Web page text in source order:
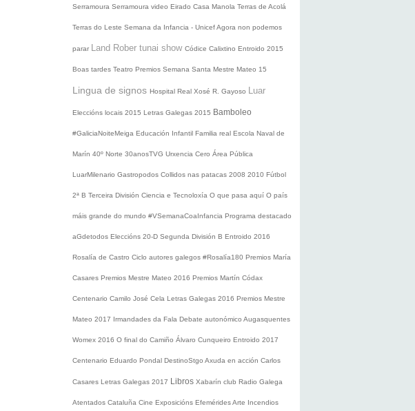
Serramoura Serramoura video Eirado Casa Manola Terras de Acolá
Terras do Leste Semana da Infancia - UnicefAgora non podemos
parar Land Rober tunai show Códice Calixtino Entroido 2015
Boas tardes Teatro Premios Semana Santa Mestre Mateo 15
Lingua de signos Hospital Real Xosé R. Gayoso Luar
Eleccións locais 2015 Letras Galegas 2015 Bamboleo
#GaliciaNoiteMeiga Educación Infantil Familia real Escola Naval de
Marín 40º Norte 30anosTVG Urxencia Cero Área Pública
LuarMilenario Gastropodos Collidos nas patacas 2008 2010 Fútbol
2ª B Terceira División Ciencia e Tecnoloxía O que pasa aquí O país
máis grande do mundo #VSemanaCoaInfancia Programa destacado
aGdetodos Eleccións 20-D Segunda División B Entroido 2016
Rosalía de Castro Ciclo autores galegos #Rosalía180 Premios María
Casares Premios Mestre Mateo 2016 Premios Martín Códax
Centenario Camilo José Cela Letras Galegas 2016 Premios Mestre
Mateo 2017 Irmandades da Fala Debate autonómico Augasquentes
Womex 2016 O final do Camiño Álvaro Cunqueiro Entroido 2017
Centenario Eduardo Pondal DestinoStgo Axuda en acción Carlos
Casares Letras Galegas 2017 Libros Xabarín club Radio Galega
Atentados Cataluña Cine Exposicións EfeméridesArte Incendios